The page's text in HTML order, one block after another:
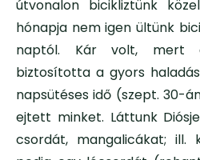
útvonalon bicikliztünk
hónapja nem igen ültünk
naptól. Kár volt, mert
biztosította a gyors
napsütéses idő (szept. 30-
ejtett minket. Láttunk
csordát, mangalicákat; ill.